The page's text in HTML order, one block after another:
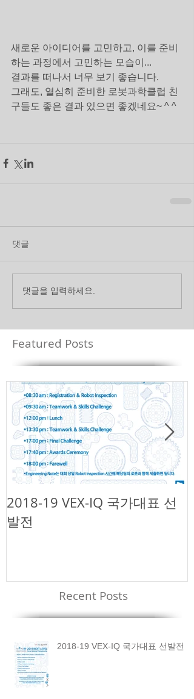
새로운 아이디어를 고민하고, 이를 준비
하는 과정에서 고민하는 모습이...
결과를 떠나서 너무 보기 좋습니다.
그래도, 열심히 준비한 로봇과학클럽 친
구들도 좋은 결과 있으면 좋겠네요~ ^ ^
댓글
댓글을 입력하세요.
Featured Posts
2018-19 VEX-IQ 국가대표 선
발전
Recent Posts
2018-19 VEX-IQ 국가대표 선발전